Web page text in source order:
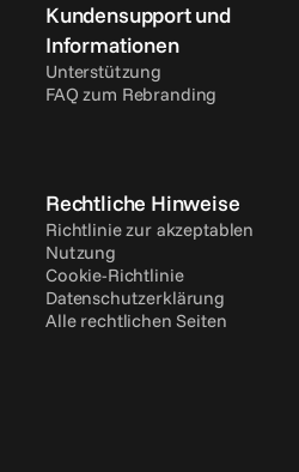
Kundensupport und
Informationen
Unterstützung
FAQ zum Rebranding
Rechtliche Hinweise
Richtlinie zur akzeptablen
Nutzung
Cookie-Richtlinie
Datenschutzerklärung
Alle rechtlichen Seiten